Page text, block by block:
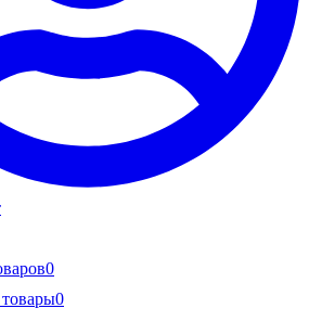
0
0